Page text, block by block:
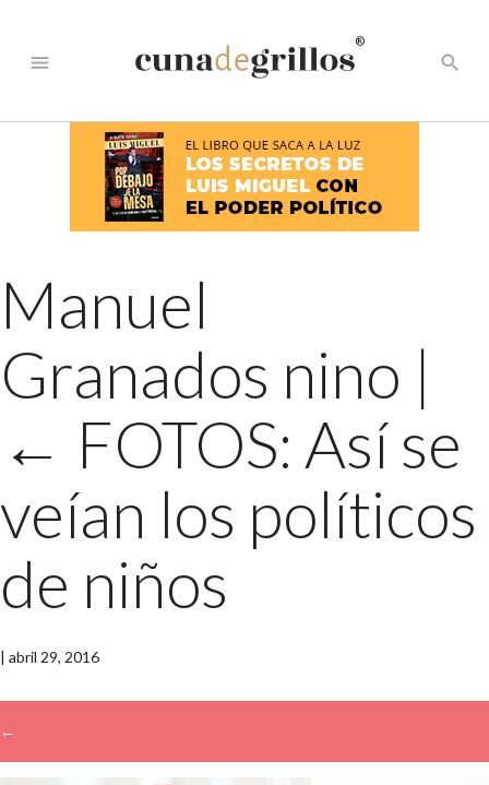
menu
®
search
Manuel
Granados nino |
← FOTOS: Así se
veían los políticos
de niños
| abril 29, 2016
←